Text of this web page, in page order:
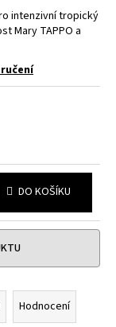
intenzivní tropický
Mary TAPPO a
DO KOŠÍKU
Hodnocení